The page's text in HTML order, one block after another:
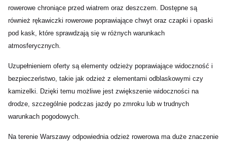
rowerowe chroniące przed wiatrem oraz deszczem. Dostępne są
również rękawiczki rowerowe poprawiające chwyt oraz czapki i opaski
pod kask, które sprawdzają się w różnych warunkach
atmosferycznych.
Uzupełnieniem oferty są elementy odzieży poprawiające widoczność i
bezpieczeństwo, takie jak odzież z elementami odblaskowymi czy
kamizelki. Dzięki temu możliwe jest zwiększenie widoczności na
drodze, szczególnie podczas jazdy po zmroku lub w trudnych
warunkach pogodowych.
Na terenie Warszawy odpowiednia odzież rowerowa ma duże znaczenie